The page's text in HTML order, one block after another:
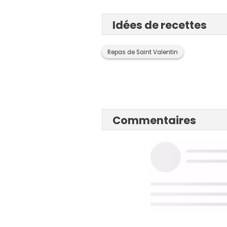
Idées de recettes
Repas de Saint Valentin
Commentaires